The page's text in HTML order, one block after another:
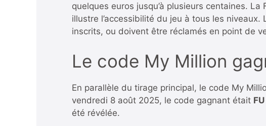
quelques euros jusqu’à plusieurs centaines.
illustre l’accessibilité du jeu à tous les
inscrits, ou doivent être réclamés en point de
Le code My Million
En parallèle du tirage principal, le code My
vendredi 8 août 2025, le code gagnant était
été révélée.